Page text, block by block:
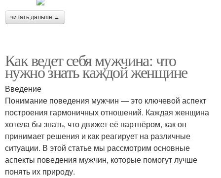
читать дальше →
Как ведет себя мужчина: что
нужно знать каждой женщине
Введение
Понимание поведения мужчин — это ключевой аспект
построения гармоничных отношений. Каждая женщина
хотела бы знать, что движет её партнёром, как он
принимает решения и как реагирует на различные
ситуации. В этой статье мы рассмотрим основные
аспекты поведения мужчин, которые помогут лучше
понять их природу.